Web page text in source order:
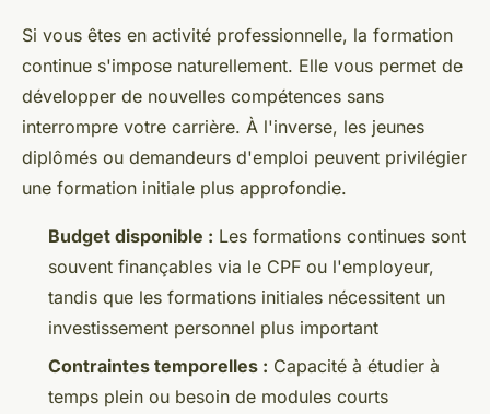
Si vous êtes en activité professionnelle, la formation
continue s'impose naturellement. Elle vous permet de
développer de nouvelles compétences sans
interrompre votre carrière. À l'inverse, les jeunes
diplômés ou demandeurs d'emploi peuvent privilégier
une formation initiale plus approfondie.
Budget disponible : Les formations continues sont
souvent finançables via le CPF ou l'employeur,
tandis que les formations initiales nécessitent un
investissement personnel plus important
Contraintes temporelles : Capacité à étudier à
temps plein ou besoin de modules courts